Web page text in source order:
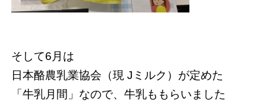
そして6月は
日本酪農乳業協会（現 Jミルク）が定めた
「牛乳月間」なので、牛乳ももらいました